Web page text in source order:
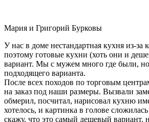
Мария и Григорий Бурковы
У нас в доме нестандартная кухня из-за
поэтому готовые кухни (хоть они и
вариант. Мы с мужем много где были,
подходящего варианта.
После всех походов по торговым
на заказ под наши размеры. Вызвали
обмерил, посчитал, нарисовал кухню
хотелось, и картинка в голове
скажу, что это самый дешевый вариант,